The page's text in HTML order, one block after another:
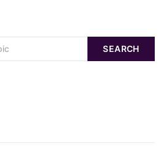
SEARCH